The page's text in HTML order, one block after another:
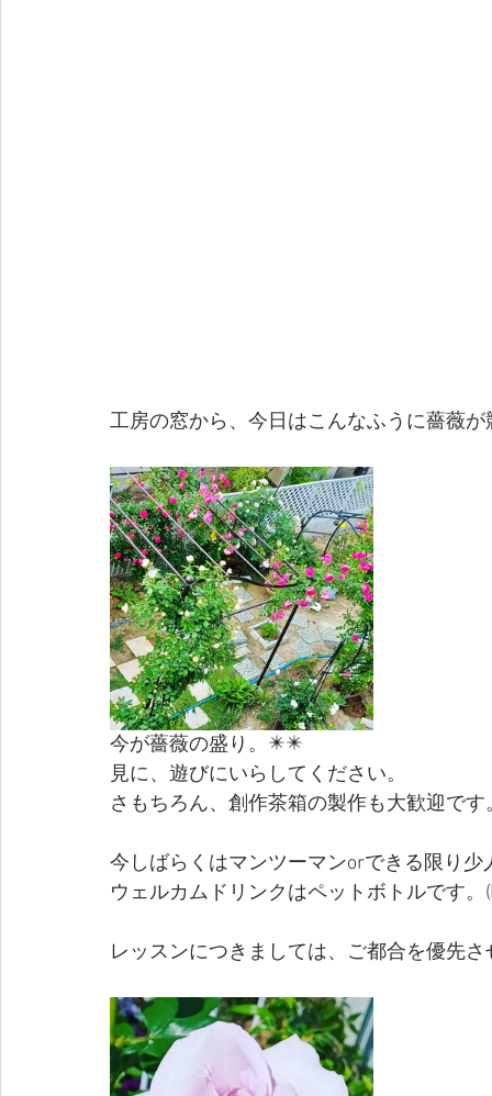
工房の窓から、今日はこんなふうに薔薇
今が薔薇の盛り。✴️✴️
見に、遊びにいらしてください。
さもちろん、創作茶箱の製作も大歓迎です
今しばらくはマンツーマンorできる限り少
ウェルカムドリンクはペットボトルです
レッスンにつきましては、ご都合を優先